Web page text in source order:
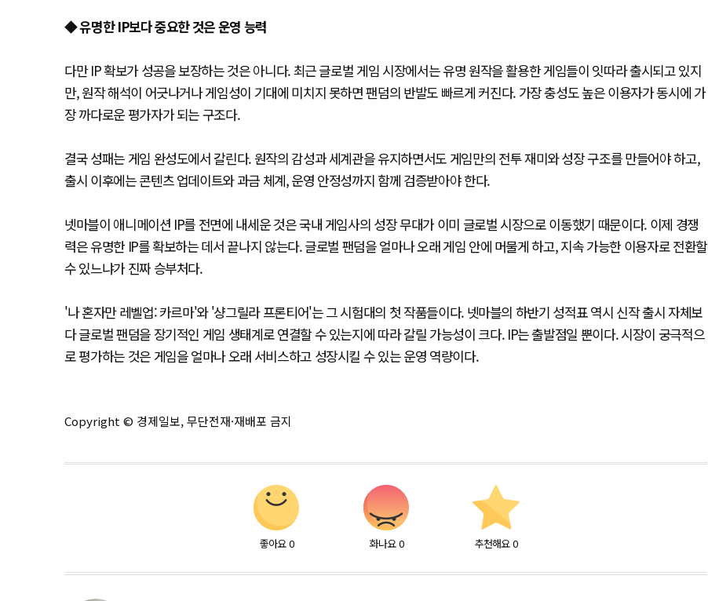
◆ 유명한 IP보다 중요한 것은 운영 능력
다만 IP 확보가 성공을 보장하는 것은 아니다. 최근 글로벌 게임 시장에서는 유명 원작을 활용한 게임들이 잇따라 출시되고 있지
만, 원작 해석이 어긋나거나 게임성이 기대에 미치지 못하면 팬덤의 반발도 빠르게 커진다. 가장 충성도 높은 이용자가 동시에 가
장 까다로운 평가자가 되는 구조다.
결국 성패는 게임 완성도에서 갈린다. 원작의 감성과 세계관을 유지하면서도 게임만의 전투 재미와 성장 구조를 만들어야 하고,
출시 이후에는 콘텐츠 업데이트와 과금 체계, 운영 안정성까지 함께 검증받아야 한다.
넷마블이 애니메이션 IP를 전면에 내세운 것은 국내 게임사의 성장 무대가 이미 글로벌 시장으로 이동했기 때문이다. 이제 경쟁
력은 유명한 IP를 확보하는 데서 끝나지 않는다. 글로벌 팬덤을 얼마나 오래 게임 안에 머물게 하고, 지속 가능한 이용자로 전환할
수 있느냐가 진짜 승부처다.
'나 혼자만 레벨업: 카르마'와 '샹그릴라 프론티어'는 그 시험대의 첫 작품들이다. 넷마블의 하반기 성적표 역시 신작 출시 자체보
다 글로벌 팬덤을 장기적인 게임 생태계로 연결할 수 있는지에 따라 갈릴 가능성이 크다. IP는 출발점일 뿐이다. 시장이 궁극적으
로 평가하는 것은 게임을 얼마나 오래 서비스하고 성장시킬 수 있는 운영 역량이다.
Copyright © 경제일보, 무단전재·재배포 금지
좋아요 0 화나요 0 추천해요 0